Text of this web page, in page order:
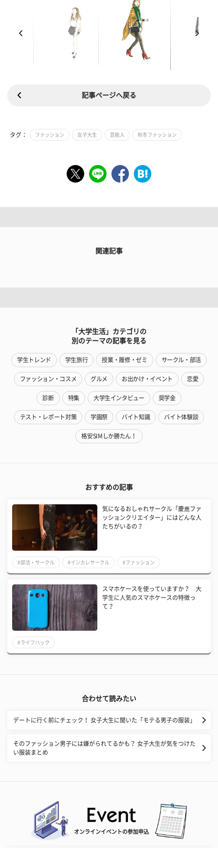
記事ページへ戻る
タグ： ファッション 女子大生 芸能人 秋冬ファッション
関連記事
「大学生活」カテゴリの
別のテーマの記事を見る
学生トレンド 学生旅行 授業・履修・ゼミ サークル・部活
ファッション・コスメ グルメ お出かけ・イベント 恋愛
診断 特集 大学生インタビュー 奨学金
テスト・レポート対策 学園祭 バイト知識 バイト体験談
格安SIMしか勝たん！
おすすめの記事
気になるおしゃれサークル「慶應ファ
ッションクリエイター」にはどんな人
たちがいるの？
#部活・サークル #インカレサークル #ファッション
スマホケースを使っていますか？ 大
学生に人気のスマホケースの特徴っ
て？
#ライフハック
合わせて読みたい
デートに行く前にチェック！ 女子大生に聞いた「モテる男子の服装」
そのファッション男子には嫌がられてるかも？ 女子大生が気をつけた
い服装まとめ
オンラインイベントの参加申込